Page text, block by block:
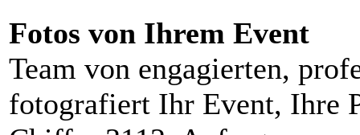
Fotos von Ihrem Event
Team von engagierten,
fotografiert Ihr Event, Ihre